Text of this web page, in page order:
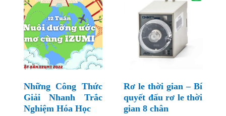
Những Công Thức
Giải Nhanh Trắc
Nghiệm Hóa Học
Rơ le thời gian – Bí
quyết đấu rơ le thời
gian 8 chân